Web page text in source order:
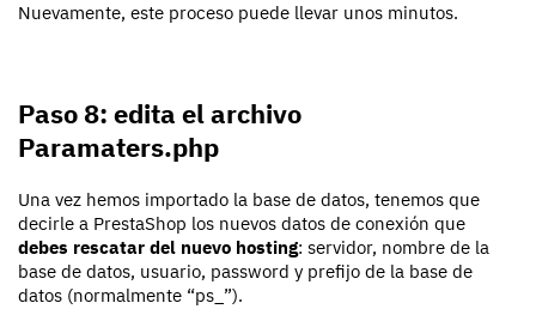
Nuevamente, este proceso puede llevar unos minutos.
Paso 8: edita el archivo
Paramaters.php
Una vez hemos importado la base de datos, tenemos que
decirle a PrestaShop los nuevos datos de conexión que
debes rescatar del nuevo hosting: servidor, nombre de la
base de datos, usuario, password y prefijo de la base de
datos (normalmente “ps_”).